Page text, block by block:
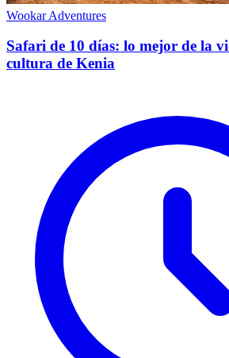
Wookar Adventures
Safari de 10 días: lo mejor de la
cultura de Kenia